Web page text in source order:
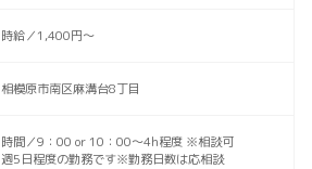
時給／1,400円〜
相模原市南区麻溝台8丁目
時間／9：00 or 10：00〜4h程度 ※相談可
週5日程度の勤務です※勤務日数は応相談